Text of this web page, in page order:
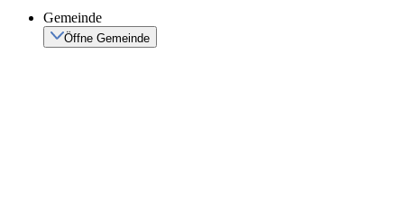
Gemeinde
Öffne Gemeinde